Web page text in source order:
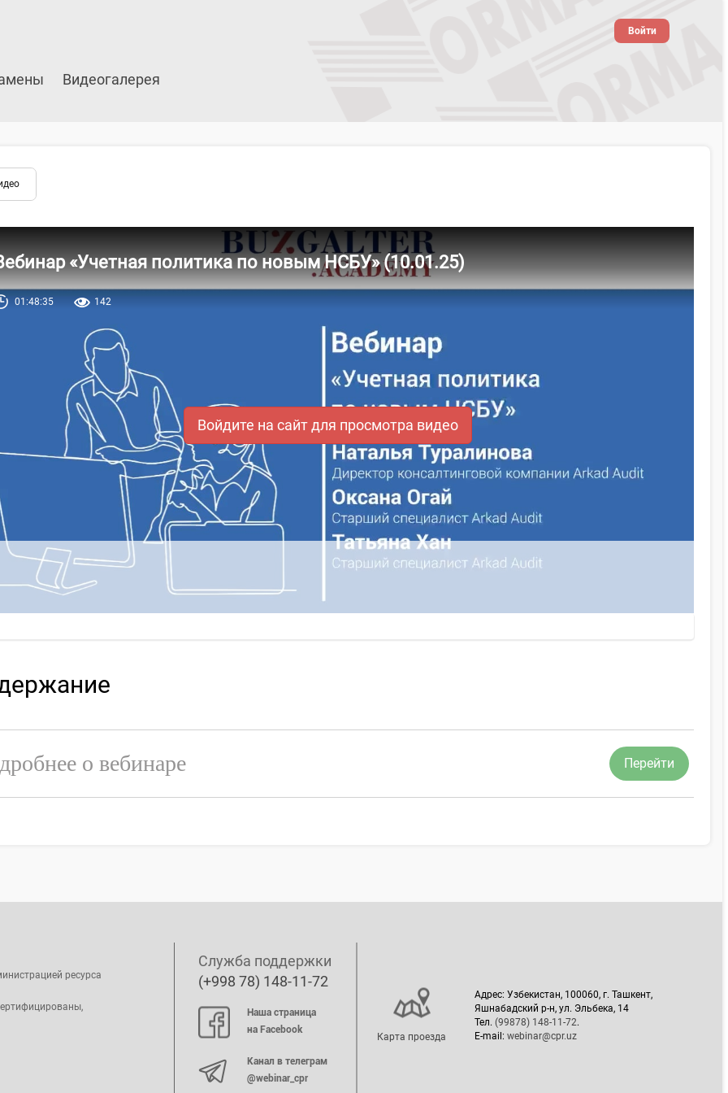
Видеогалерея
Войти
«Учетная политика по новым НСБУ» (10.01.25)
01:48:35 142
Войдите на сайт для просмотра видео
о вебинаре Перейти
ресурса
Служба поддержки
(+998 78) 148-11-72
Наша страница
на Facebook
Канал в телеграм
@webinar_cpr
Карта проезда
Адрес: Узбекистан, 100060, г. Ташкент,
Яшнабадский р-н, ул. Эльбека, 14
Тел. (99878) 148-11-72.
E-mail: webinar@cpr.uz